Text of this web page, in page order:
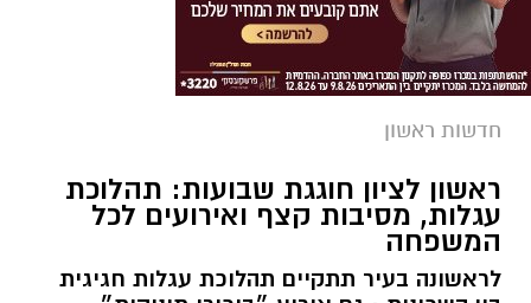
חדשות ראשון
ראשון לציון חוגגת שבועות: תהלוכת
עגלות, מסיבות קצף ואירועים לכל
המשפחה
לראשונה בעיר תתקיים תהלוכת עגלות חגיגית